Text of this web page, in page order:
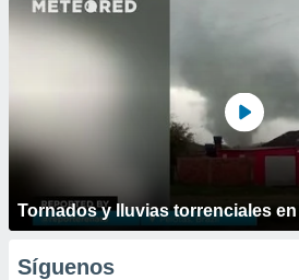
Tornados y lluvias torrenciales
Síguenos